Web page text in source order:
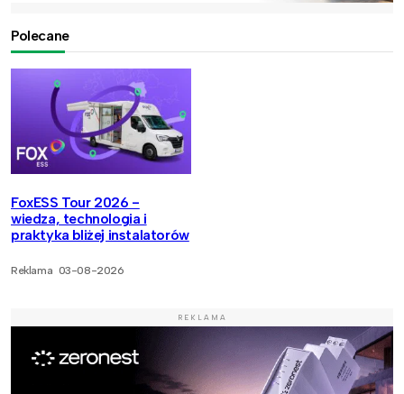
Polecane
FoxESS Tour 2026 -
wiedza, technologia i
praktyka bliżej instalatorów
Reklama 03-08-2026
REKLAMA